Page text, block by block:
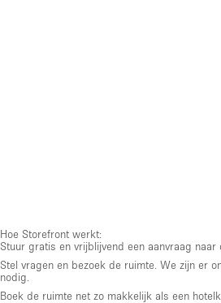
Hoe Storefront werkt:
Stuur gratis en vrijblijvend een aanvraag naar
Stel vragen en bezoek de ruimte. We zijn er
nodig.
Boek de ruimte net zo makkelijk als een